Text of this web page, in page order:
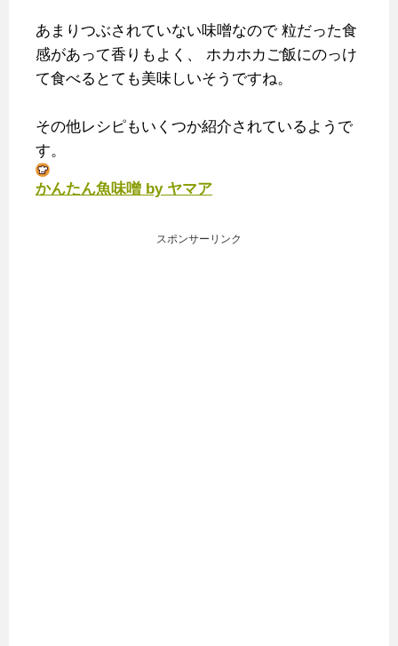
あまりつぶされていない味噌なので粒だった食
感があって香りもよく、
ホカホカご飯にのっけ
て食べるとても美味しいそうですね。
その他レシピもいくつか紹介されているようで
す。
かんたん魚味噌 by ヤマア
スポンサーリンク